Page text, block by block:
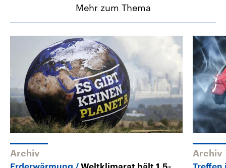
Mehr zum Thema
Archiv Archiv